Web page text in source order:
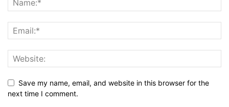
Save my name, email, and website in this browser for the
next time I comment.